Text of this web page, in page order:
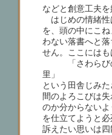
などと創意工夫を
はじめの情緒性
を、頭の中にこ
わない落書へと
せん。ここにはも
「さわらびの
里」
という田舎じみ
間のよろこびは
のか分からない
を仕立てようと
訴えたい思いは